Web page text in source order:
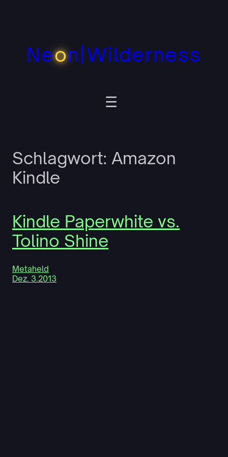
Neon|Wilderness
Schlagwort: Amazon
Kindle
Kindle Paperwhite vs.
Tolino Shine
Metaheld
Dez. 3.2013